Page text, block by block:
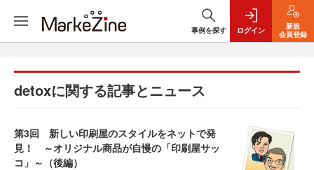
事例を探す ログイン
新規
会員登録
detoxに関する記事とニュース
第3回 新しい印刷屋のスタイルをネットで発
見！ ～オリジナル商品が自慢の「印刷屋サッ
コ」～（後編）